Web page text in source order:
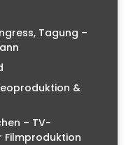
Tagung –
&
– TV-